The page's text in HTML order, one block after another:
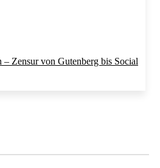
Zensur von Gutenberg bis Social